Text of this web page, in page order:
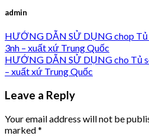
admin
HƯỚNG DẪN SỬ DỤNG chop
3nh – xuất xứ Trung Quốc
HƯỚNG DẪN SỬ DỤNG cho Tủ
– xuất xứ Trung Quốc
Leave a Reply
Your email address will not be
marked*